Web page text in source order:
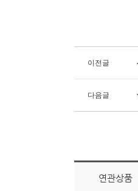
이전글
다음글
연관상품